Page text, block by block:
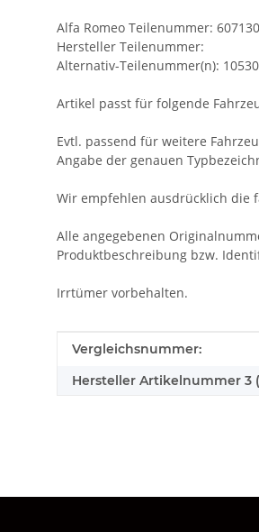
Alfa Romeo Teilenummer:
Hersteller Teilenummer:
Alternativ-Teilenummer(n):
Artikel passt für folgende
Evtl. passend für weitere
Angabe der genauen
Wir empfehlen ausdrücklich die
Alle angegebenen
Produktbeschreibung bzw.
Irrtümer vorbehalten.
Produkteigenschaft
Wert
Vergleichsnummer:
Hersteller Artikelnummer 3